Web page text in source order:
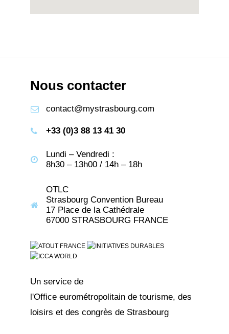
Nous contacter
contact@mystrasbourg.com
+33 (0)3 88 13 41 30
Lundi – Vendredi :
8h30 – 13h00 / 14h – 18h
OTLC
Strasbourg Convention Bureau
17 Place de la Cathédrale
67000 STRASBOURG FRANCE
Un service de
l'Office eurométropolitain de tourisme, des
loisirs et des congrès de Strasbourg